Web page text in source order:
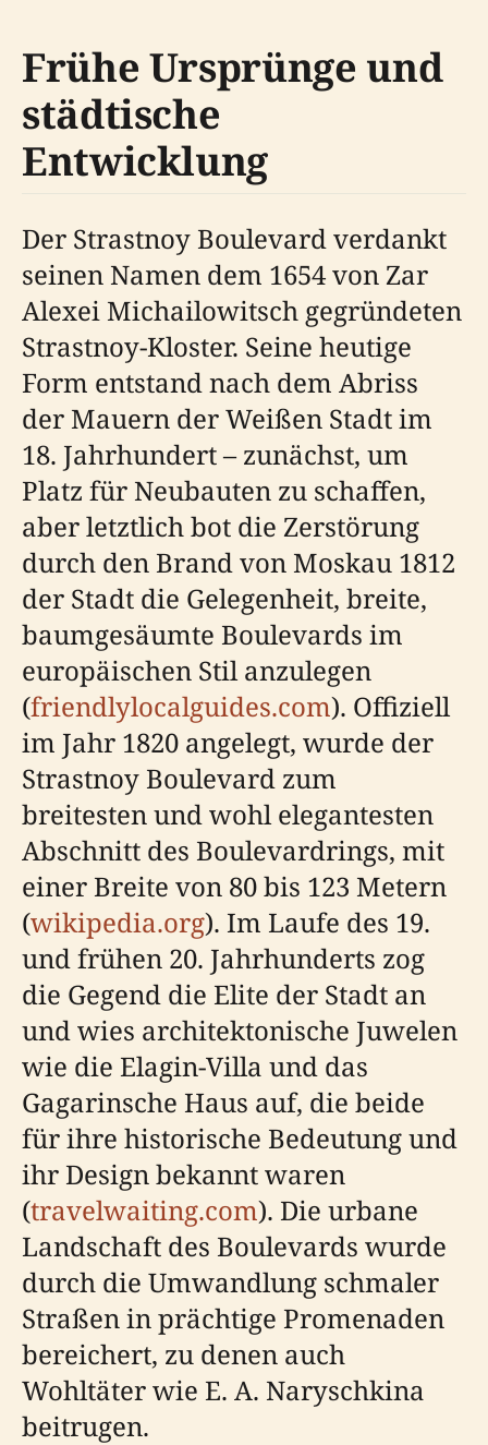
Frühe Ursprünge und
städtische
Entwicklung
Der Strastnoy Boulevard verdankt
seinen Namen dem 1654 von Zar
Alexei Michailowitsch gegründeten
Strastnoy-Kloster. Seine heutige
Form entstand nach dem Abriss
der Mauern der Weißen Stadt im
18. Jahrhundert – zunächst, um
Platz für Neubauten zu schaffen,
aber letztlich bot die Zerstörung
durch den Brand von Moskau 1812
der Stadt die Gelegenheit, breite,
baumgesäumte Boulevards im
europäischen Stil anzulegen
(friendlylocalguides.com). Offiziell
im Jahr 1820 angelegt, wurde der
Strastnoy Boulevard zum
breitesten und wohl elegantesten
Abschnitt des Boulevardrings, mit
einer Breite von 80 bis 123 Metern
(wikipedia.org). Im Laufe des 19.
und frühen 20. Jahrhunderts zog
die Gegend die Elite der Stadt an
und wies architektonische Juwelen
wie die Elagin-Villa und das
Gagarinsche Haus auf, die beide
für ihre historische Bedeutung und
ihr Design bekannt waren
(travelwaiting.com). Die urbane
Landschaft des Boulevards wurde
durch die Umwandlung schmaler
Straßen in prächtige Promenaden
bereichert, zu denen auch
Wohltäter wie E. A. Naryschkina
beitrugen.